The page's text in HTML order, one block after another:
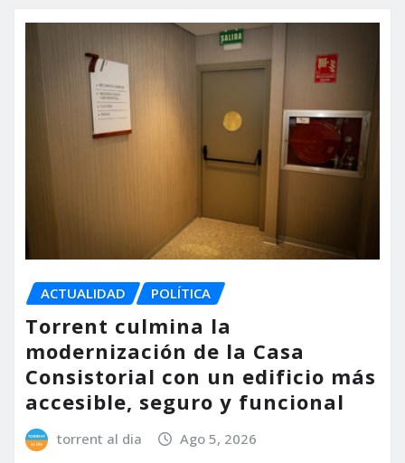
ACTUALIDAD POLÍTICA
Torrent culmina la
modernización de la Casa
Consistorial con un edificio más
accesible, seguro y funcional
torrent al dia Ago 5, 2026